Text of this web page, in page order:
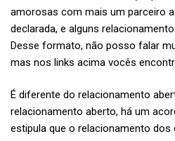
amorosas com mais um parceiro
declarada, e alguns
Desse formato, não posso falar
mas nos links acima vocês
É diferente do relacionamento
relacionamento aberto, há um
estipula que o relacionamento dos